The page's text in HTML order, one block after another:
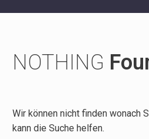
NOTHING
Wir können nicht finden wonach
kann die Suche helfen.